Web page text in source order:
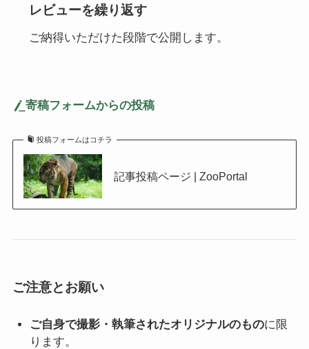
レビューを繰り返す
ご納得いただけた段階で公開します。
寄稿フォームからの投稿
投稿フォームはコチラ
記事投稿ページ | ZooPortal
ご注意とお願い
ご自身で撮影・執筆されたオリジナルのものに限
ります。